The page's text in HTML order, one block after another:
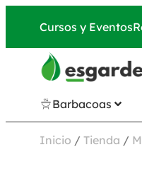
Cursos y Eventos
Barbacoas
Inicio / Tienda /